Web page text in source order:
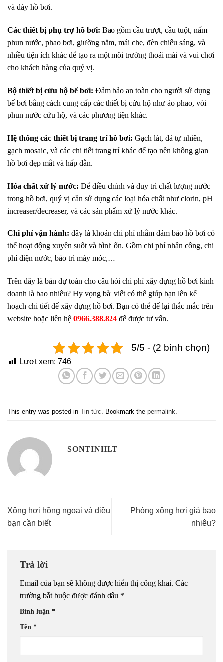
và đáy hồ bơi.
Các thiết bị phụ trợ hồ bơi: Bao gồm cầu trượt, cầu tuột, nấm
phun nước, phao bơi, giường nằm, mái che, đèn chiếu sáng, và
nhiều tiện ích khác để tạo ra một môi trường thoải mái và vui chơi
cho khách hàng của quý vị.
Bộ thiết bị cứu hộ bể bơi: Đảm bảo an toàn cho người sử dụng
bể bơi bằng cách cung cấp các thiết bị cứu hộ như áo phao, vòi
phun nước cứu hộ, và các phương tiện khác.
Hệ thống các thiết bị trang trí hồ bơi: Gạch lát, đá tự nhiên,
gạch mosaic, và các chi tiết trang trí khác để tạo nên không gian
hồ bơi đẹp mắt và hấp dẫn.
Hóa chất xử lý nước: Để điều chỉnh và duy trì chất lượng nước
trong hồ bơi, quý vị cần sử dụng các loại hóa chất như clorin, pH
increaser/decreaser, và các sản phẩm xử lý nước khác.
Chi phí vận hành: đây là khoản chi phí nhằm đảm bảo hồ bơi có
thể hoạt động xuyên suốt và bình ổn. Gồm chi phí nhân công, chi
phí điện nước, bảo trì máy móc,…
Trên đây là bản dự toán cho câu hỏi chi phí xây dựng hồ bơi kinh
doanh là bao nhiêu? Hy vọng bài viết có thể giúp bạn lên kế
hoạch chi tiết để xây dựng hồ bơi. Bạn có thể để lại thắc mắc trên
website hoặc liên hệ 0966.388.824 để được tư vấn.
5/5 - (2 bình chọn)
Lượt xem: 746
This entry was posted in Tin tức . Bookmark the permalink
SONTINHLT
Xông hơi hồng ngoại và điều
bạn cần biết
Phòng xông hơi giá bao
nhiêu?
Trả lời
Email của bạn sẽ không được hiển thị công khai. Các
trường bắt buộc được đánh dấu *
Bình luận *
Tên *